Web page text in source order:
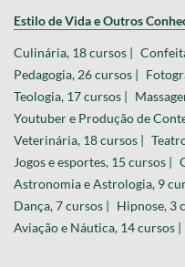
Estilo de Vida e Outros
Culinária, 18 cursos |
Pedagogia, 26 cursos |
Teologia, 17 cursos |
Youtuber e Produção de
Veterinária, 18 cursos |
Jogos e esportes, 15 cursos |
Astronomia e Astrologia, 9
Dança, 7 cursos |
Hipnose, 3
Aviação e Náutica, 14 cursos |